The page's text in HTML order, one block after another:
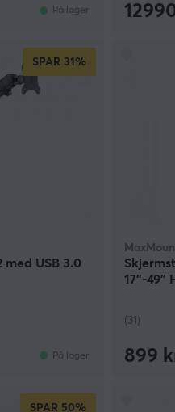
På lager
SPAR 31%
med USB 3.0
På lager
17”-49”
(31)
899
SPAR 50%